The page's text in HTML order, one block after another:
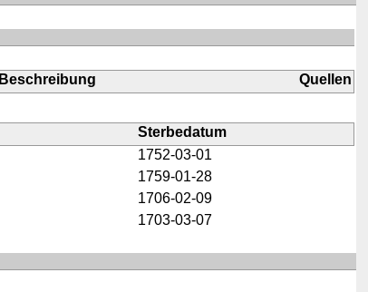
Beschreibung
Quellen
Sterbedatum
1752-03-01
1759-01-28
1706-02-09
1703-03-07